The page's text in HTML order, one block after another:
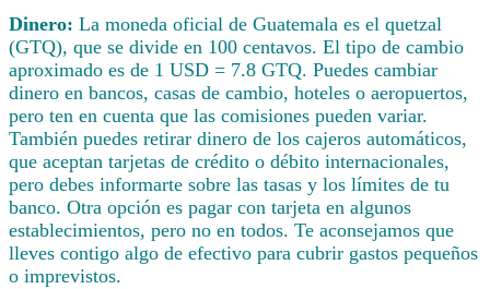
Dinero: La moneda oficial de Guatemala es el quetzal
(GTQ), que se divide en 100 centavos. El tipo de cambio
aproximado es de 1 USD = 7.8 GTQ. Puedes cambiar
dinero en bancos, casas de cambio, hoteles o aeropuertos,
pero ten en cuenta que las comisiones pueden variar.
También puedes retirar dinero de los cajeros automáticos,
que aceptan tarjetas de crédito o débito internacionales,
pero debes informarte sobre las tasas y los límites de tu
banco. Otra opción es pagar con tarjeta en algunos
establecimientos, pero no en todos. Te aconsejamos que
lleves contigo algo de efectivo para cubrir gastos pequeños
o imprevistos.